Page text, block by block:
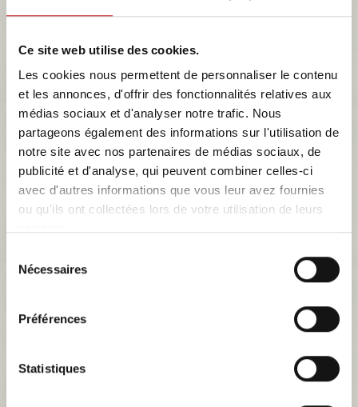
Ce site web utilise des cookies.
Les cookies nous permettent de personnaliser le contenu
et les annonces, d'offrir des fonctionnalités relatives aux
médias sociaux et d'analyser notre trafic. Nous
partageons également des informations sur l'utilisation de
notre site avec nos partenaires de médias sociaux, de
publicité et d'analyse, qui peuvent combiner celles-ci
avec d'autres informations que vous leur avez fournies
ou qu'ils ont collectées lors de votre utilisation de leurs
Nécessaires
Préférences
Statistiques
Suède. En 2016, 61,4 % des 31 000 salariés de Volvo étaient
suédois d'automobiles, de camions et d'engins de chantier AB
Plus
VOLVO
Sous-catégories